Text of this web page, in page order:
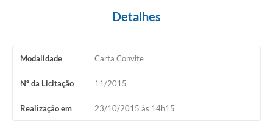
Contratos
Obras
Detalhes
Modalidade Carta Convite
Nº da Licitação 11/2015
Realização em 23/10/2015 às 14h15